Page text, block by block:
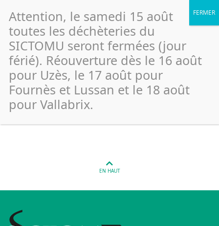
Saint Hilaire d’Ozilhan – Chemin
du Clos (Verre)
Publié le 26 janvier 2022
EN HAUT
Attention, le samedi 15 août
toutes les déchèteries du
SICTOMU seront fermées (jour
férié). Réouverture dès le 16 août
pour Uzès, le 17 août pour
Fournès et Lussan et le 18 août
pour Vallabrix.